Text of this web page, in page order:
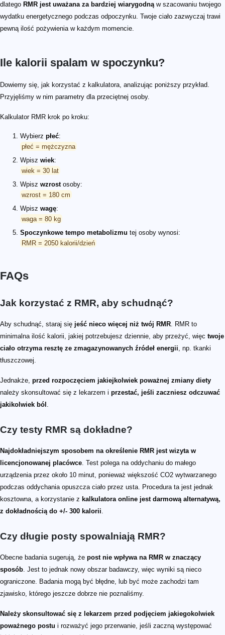
dlatego RMR jest uważana za bardziej wiarygodnąw szacowaniu twojego
wydatku energetycznego podczas odpoczynku. Twoje ciało zazwyczaj trawi
pewną ilość pożywienia w każdym momencie.
Ile kalorii spalam w spoczynku?
Dowiemy się, jak korzystać z kalkulatora, analizując poniższy przykład.
Przyjęliśmy w nim parametry dla przeciętnej osoby.
Kalkulator RMR krok po kroku:
Wybierz płeć:
płeć = mężczyzna
Wpisz wiek:
wiek = 30 lat
Wpisz wzrostosoby:
wzrost = 180 cm
Wpisz wagę:
waga = 80 kg
Spoczynkowe tempo metabolizmu tej osoby wynosi:
RMR = 2050 kalorii/dzień
FAQs
Jak korzystać z RMR, aby schudnąć?
Aby schudnąć, staraj się jeść nieco więcej niż twój RMR. RMR to
minimalna ilość kalorii, jakiej potrzebujesz dziennie, aby przeżyć, więc twoje
ciało otrzyma resztę ze zmagazynowanych źródeł energii, np. tkanki
tłuszczowej.
Jednakże, przed rozpoczęciem jakiejkolwiek poważnej zmiany diety
należy skonsultować się z lekarzem i przestać, jeśli zaczniesz odczuwać
jakikolwiek ból .
Czy testy RMR są dokładne?
Najdokładniejszym sposobem na określenie RMR jest wizyta w
licencjonowanej placówce. Test polega na oddychaniu do małego
urządzenia przez około 10 minut, ponieważ większość CO2 wytwarzanego
podczas oddychania opuszcza ciało przez usta. Procedura ta jest jednak
kosztowna, a korzystanie z kalkulatora online jest darmową alternatywą,
z dokładnością do +/- 300 kalorii.
Czy długie posty spowalniają RMR?
Obecne badania sugerują, że post nie wpływa na RMR w znaczący
sposób. Jest to jednak nowy obszar badawczy, więc wyniki są nieco
ograniczone. Badania mogą być błędne, lub być może zachodzi tam
zjawisko, którego jeszcze dobrze nie poznaliśmy.
Należy skonsultować się z lekarzem przed podjęciem jakiegokolwiek
poważnego postu i rozważyć jego przerwanie, jeśli zaczną występować